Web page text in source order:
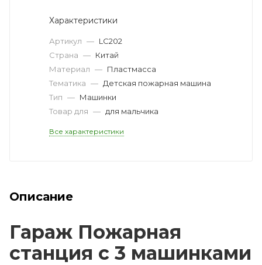
Характеристики
Артикул — LC202
Страна — Китай
Материал — Пластмасса
Тематика — Детская пожарная машина
Тип — Машинки
Товар для — для мальчика
Все характеристики
Описание
Гараж Пожарная
станция с 3 машинками